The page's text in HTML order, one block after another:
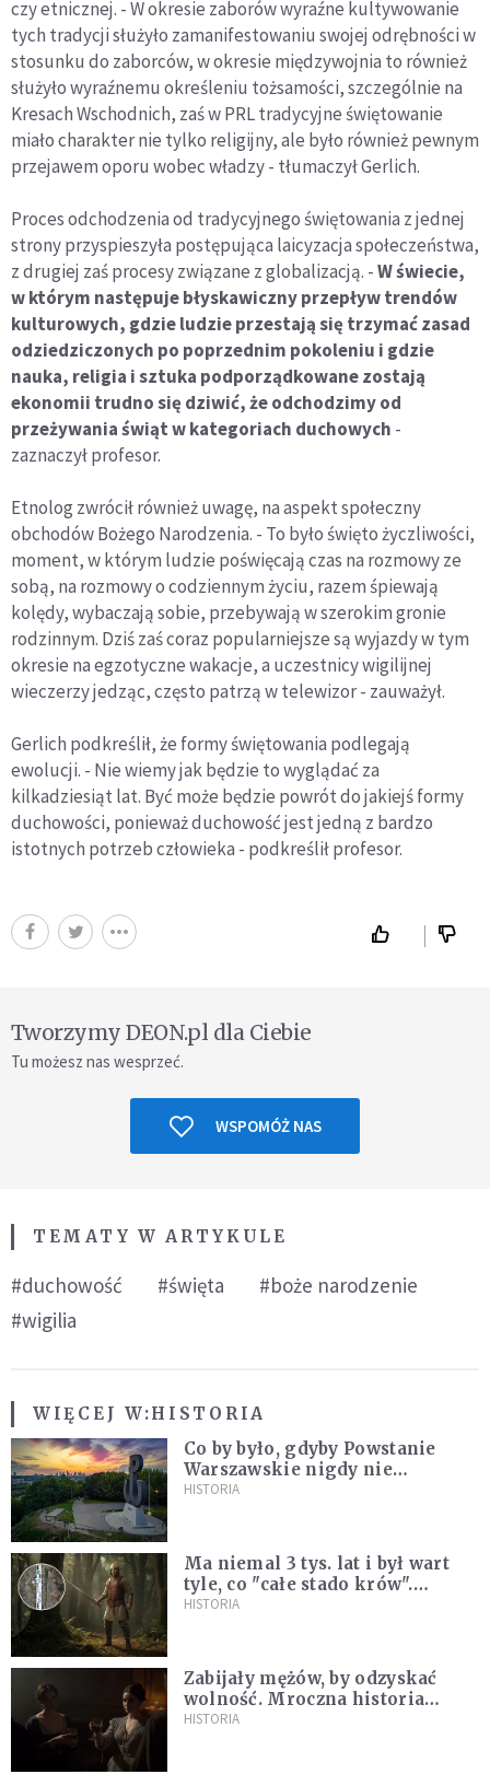
czy etnicznej. - W okresie zaborów wyraźne kultywowanie
tych tradycji służyło zamanifestowaniu swojej odrębności w
stosunku do zaborców, w okresie międzywojnia to również
służyło wyraźnemu określeniu tożsamości, szczególnie na
Kresach Wschodnich, zaś w PRL tradycyjne świętowanie
miało charakter nie tylko religijny, ale było również pewnym
przejawem oporu wobec władzy - tłumaczył Gerlich.
Proces odchodzenia od tradycyjnego świętowania z jednej
strony przyspieszyła postępująca laicyzacja społeczeństwa,
z drugiej zaś procesy związane z globalizacją. -W świecie,
w którym następuje błyskawiczny przepływ trendów
kulturowych, gdzie ludzie przestają się trzymać zasad
odziedziczonych po poprzednim pokoleniu i gdzie
nauka, religia i sztuka podporządkowane zostają
ekonomii trudno się dziwić, że odchodzimy od
przeżywania świąt w kategoriach duchowych -
zaznaczył profesor.
Etnolog zwrócił również uwagę, na aspekt społeczny
obchodów Bożego Narodzenia. - To było święto życzliwości,
moment, w którym ludzie poświęcają czas na rozmowy ze
sobą, na rozmowy o codziennym życiu, razem śpiewają
kolędy, wybaczają sobie, przebywają w szerokim gronie
rodzinnym. Dziś zaś coraz popularniejsze są wyjazdy w tym
okresie na egzotyczne wakacje, a uczestnicy wigilijnej
wieczerzy jedząc, często patrzą w telewizor - zauważył.
Gerlich podkreślił, że formy świętowania podlegają
ewolucji. - Nie wiemy jak będzie to wyglądać za
kilkadziesiąt lat. Być może będzie powrót do jakiejś formy
duchowości, ponieważ duchowość jest jedną z bardzo
istotnych potrzeb człowieka - podkreślił profesor.
Tworzymy DEON.pl dla Ciebie
Tu możesz nas wesprzeć.
WSPOMÓŻ NAS
TEMATY W ARTYKULE
#duchowość #święta
#boże narodzenie
#wigilia
WIĘCEJ W:HISTORIA
Co by było, gdyby Powstanie
Warszawskie nigdy nie
wybuchło? Historia
HISTORIA
Ma niemal 3 tys. lat i był wart
tyle, co "całe stado krów".
Niezwykłe znalezisko na
HISTORIA
Zabijały mężów, by odzyskać
wolność. Mroczna historia
Fanny Lambert z Marsylii
HISTORIA